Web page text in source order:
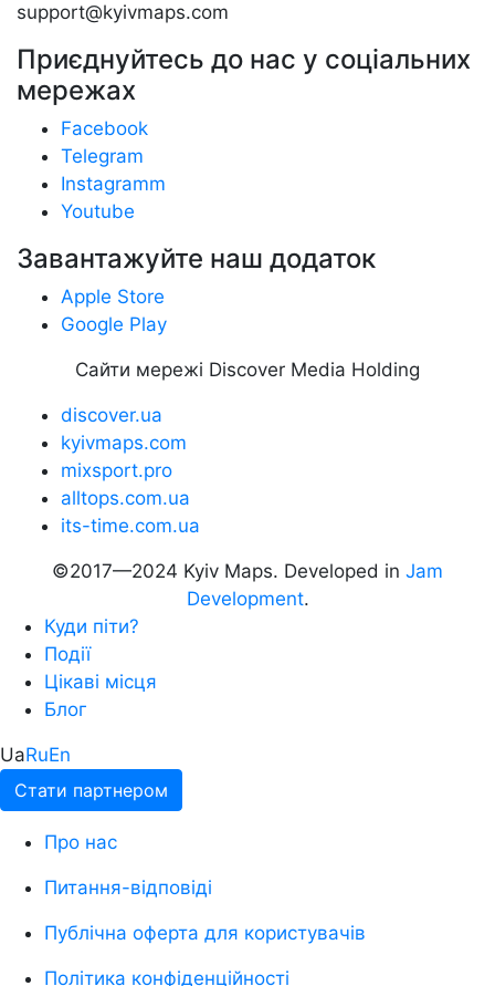
support@kyivmaps.com
Приєднуйтесь до нас у соціальних
мережах
Facebook
Telegram
Instagramm
Youtube
Завантажуйте наш додаток
Apple Store
Google Play
Сайти мережі Discover Media Holding
discover.ua
kyivmaps.com
mixsport.pro
alltops.com.ua
its-time.com.ua
©2017—2024 Kyiv Maps. Developed in Jam
Development.
Куди піти?
Події
Цікаві місця
Блог
UaRuEn
Стати партнером
Про нас
Питання-відповіді
Публічна оферта для користувачів
Політика конфіденційності